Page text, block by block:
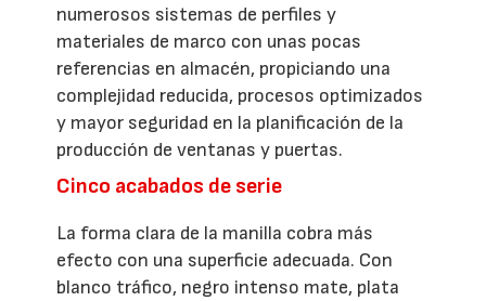
numerosos sistemas de perfiles y
materiales de marco con unas pocas
referencias en almacén, propiciando una
complejidad reducida, procesos optimizados
y mayor seguridad en la planificación de la
producción de ventanas y puertas.
Cinco acabados de serie
La forma clara de la manilla cobra más
efecto con una superficie adecuada. Con
blanco tráfico, negro intenso mate, plata